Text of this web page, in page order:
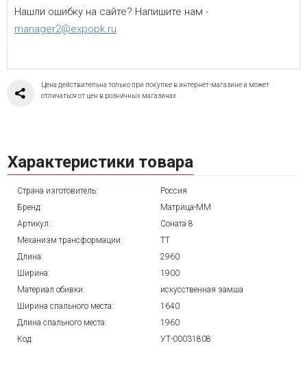
Нашли ошибку на сайте? Напишите нам -
manager2@expopk.ru
Цена действительна только при покупке в интернет-магазине и может
отличаться от цен в розничных магазинах
Характеристики товара
Страна изготовитель:
Россия
Бренд:
Матрица-ММ
Артикул:
Соната 8
Механизм трансформации:
ТТ
Длина:
2960
Ширина:
1900
Материал обивки:
искусственная замша
Ширина спального места:
1640
Длина спального места:
1960
Код:
УТ-00031808